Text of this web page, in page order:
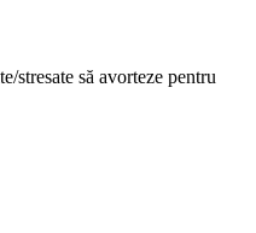
stresate să avorteze pentru